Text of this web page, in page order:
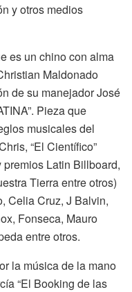
y otros medios
es un chino con alma
Maldonado
de su manejador José
Pieza que
musicales del
“El Científico”
Latin Billboard,
Tierra entre otros)
Celia Cruz, J Balvin,
Fonseca, Mauro
entre otros.
la música de la mano
“El Booking de las